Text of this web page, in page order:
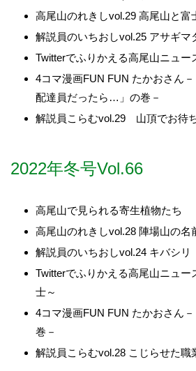
高尾山のれきしvol.29 高尾山と富
解説員のいちおしvol.25 アサギマ
Twitterでふりかえる高尾山ニュー
4コマ漫画FUN FUN たかおさん
配達員だったら…」の巻－
解説員こらむvol.29 山頂でお待
2022年冬号Vol.66
高尾山で見られる寄生植物たち
高尾山のれきしvol.28 陣場山の名
解説員のいちおしvol.24 キバシリ
Twitterでふりかえる高尾山ニュー
士～
4コマ漫画FUN FUN たかおさん
巻－
解説員こらむvol.28 こじらせた職